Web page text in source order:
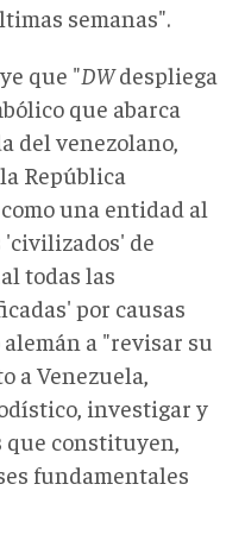
semanas".
que "DWdespliega
que abarca
del venezolano,
República
una entidad al
'civilizados' de
todas las
por causas
a "revisar su
a Venezuela,
investigar y
constituyen,
fundamentales